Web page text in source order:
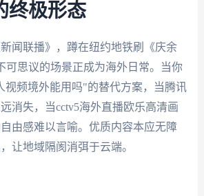
终极形态
闻联播》，蹲在纽约地铁刷《庆余
可思议的场景正成为海外日常。当你
视频境外能用吗"的替代方案，当腾讯
消失，当cctv5海外直播欧乐高清画
由感难以言喻。优质内容本应无障
让地域隔阂消弭于云端。